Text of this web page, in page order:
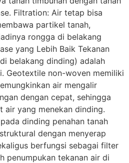
Filtration: Air tetap bisa
partikel tanah,
rongga di belakang
yang Lebih Baik Tekanan
belakang dinding) adalah
Geotextile non-woven memiliki
air mengalir
dengan cepat, sehingga
air yang menekan dinding.
dinding penahan tanah
dengan menyerap
berfungsi sebagai filter
penumpukan tekanan air di